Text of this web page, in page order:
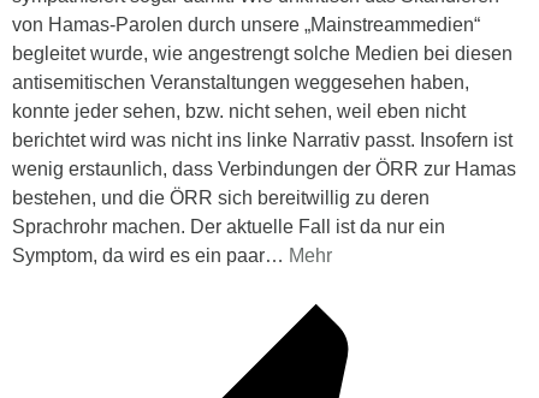
von Hamas-Parolen durch unsere „Mainstreammedien“
begleitet wurde, wie angestrengt solche Medien bei diesen
antisemitischen Veranstaltungen weggesehen haben,
konnte jeder sehen, bzw. nicht sehen, weil eben nicht
berichtet wird was nicht ins linke Narrativ passt. Insofern ist
wenig erstaunlich, dass Verbindungen der ÖRR zur Hamas
bestehen, und die ÖRR sich bereitwillig zu deren
Sprachrohr machen. Der aktuelle Fall ist da nur ein
Symptom, da wird es ein paar… Mehr